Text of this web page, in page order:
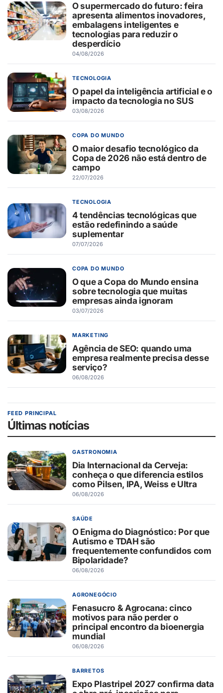
O supermercado do futuro: feira
apresenta alimentos inovadores,
embalagens inteligentes e
tecnologias para reduzir o
desperdício
04/08/2026
TECNOLOGIA
O papel da inteligência artificial e o
impacto da tecnologia no SUS
03/08/2026
COPA DO MUNDO
O maior desafio tecnológico da
Copa de 2026 não está dentro de
campo
22/07/2026
TECNOLOGIA
4 tendências tecnológicas que
estão redefinindo a saúde
suplementar
07/07/2026
COPA DO MUNDO
O que a Copa do Mundo ensina
sobre tecnologia que muitas
empresas ainda ignoram
03/07/2026
MARKETING
Agência de SEO: quando uma
empresa realmente precisa desse
serviço?
06/08/2026
FEED PRINCIPAL
Últimas notícias
GASTRONOMIA
Dia Internacional da Cerveja:
conheça o que diferencia estilos
como Pilsen, IPA, Weiss e Ultra
06/08/2026
SAÚDE
O Enigma do Diagnóstico: Por que
Autismo e TDAH são
frequentemente confundidos com
Bipolaridade?
06/08/2026
AGRONEGÓCIO
Fenasucro & Agrocana: cinco
motivos para não perder o
principal encontro da bioenergia
mundial
06/08/2026
BARRETOS
Expo Plastripel 2027 confirma data